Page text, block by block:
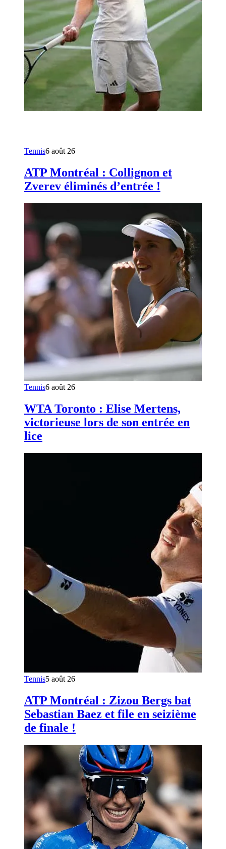
Tennis6 août 26
ATP Montréal : Collignon et
Zverev éliminés d’entrée !
Tennis6 août 26
WTA Toronto : Elise Mertens,
victorieuse lors de son entrée en
lice
Tennis5 août 26
ATP Montréal : Zizou Bergs bat
Sebastian Baez et file en seizième
de finale !